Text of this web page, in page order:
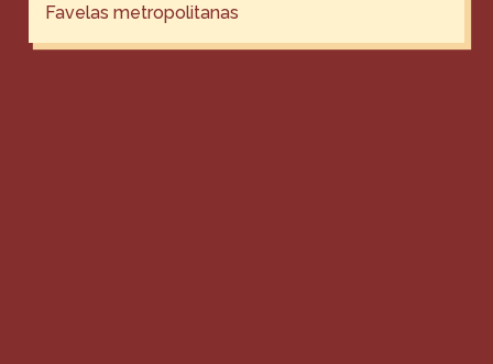
Favelas metropolitanas